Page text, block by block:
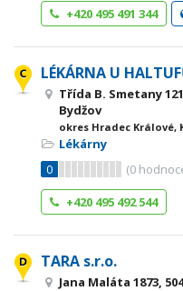
+420 495 491 344
LÉKÁRNA U
Třída B. Smetany
Bydžov
okres Hradec
Lékárny
0
(0
+420 495 492 544
TARA s.r.o.
Jana Maláta 1873,